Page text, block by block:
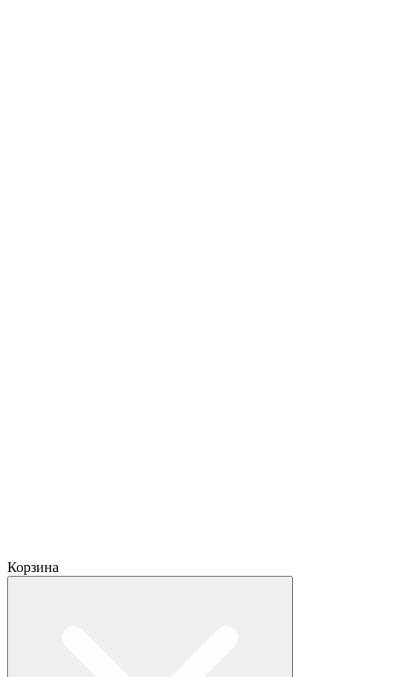
Корзина